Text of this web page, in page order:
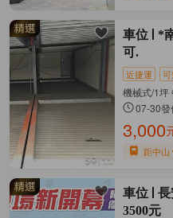
車位
*
可.
近捷運 可
機械式/1坪
07-30發
3,000
距中山
車位
長
3500元